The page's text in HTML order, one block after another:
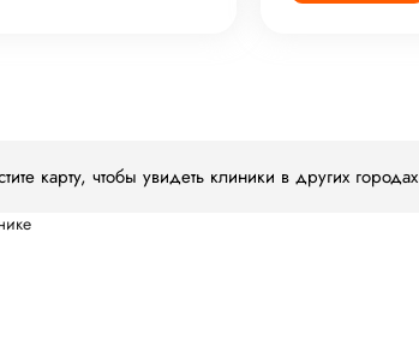
карту, чтобы увидеть клиники в других городах